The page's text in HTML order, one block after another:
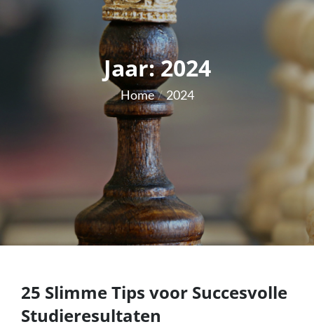
Jaar:2024
Home 2024
25 Slimme Tips voor Succesvolle
Studieresultaten